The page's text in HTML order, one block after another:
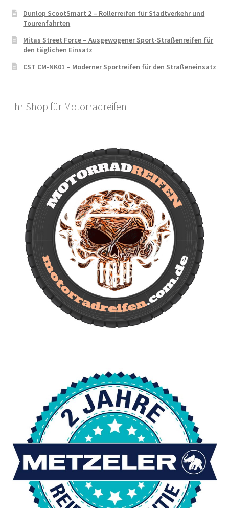
Dunlop ScootSmart 2 – Rollerreifen für Stadtverkehr und
Tourenfahrten
Mitas Street Force – Ausgewogener Sport-Straßenreifen für
den täglichen Einsatz
CST CM-NK01 – Moderner Sportreifen für den Straßeneinsatz
Ihr Shop für Motorradreifen